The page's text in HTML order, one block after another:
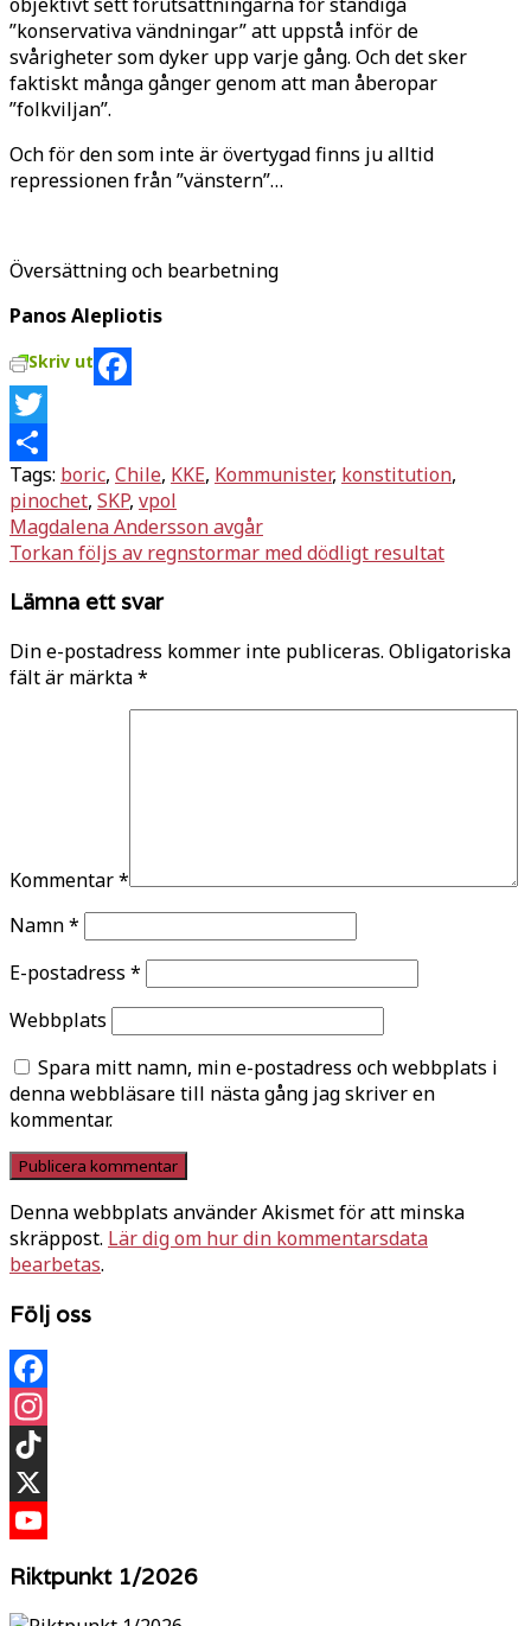
”konservativa vändningar” att uppstå inför de
svårigheter som dyker upp varje gång. Och det sker
faktiskt många gånger genom att man åberopar
”folkviljan”.
Och för den som inte är övertygad finns ju alltid
repressionen från ”vänstern”…
Översättning och bearbetning
Panos Alepliotis
Skriv ut
Facebook
Twitter
Dela
Tags: boric, Chile, KKE, Kommunister, konstitution,
pinochet, SKP, vpol
Inläggsnavigering
Magdalena Andersson avgår
Torkan följs av regnstormar med dödligt resultat
Lämna ett svar
Din e-postadress kommer inte publiceras. Obligatoriska
fält är märkta*
Kommentar*
Namn*
E-postadress *
Webbplats
Spara mitt namn, min e-postadress och webbplats i
denna webbläsare till nästa gång jag skriver en
kommentar.
Denna webbplats använder Akismet för att minska
skräppost. Lär dig om hur din kommentarsdata
bearbetas.
Följ oss
Facebook
Instagram
TikTok
X
Riktpunkt 1/2026